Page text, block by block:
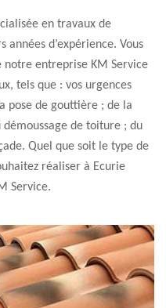
en travaux de
années d’expérience. Vous
notre entreprise KM Service
tels que : vos urgences
pose de gouttière ; de la
de toiture ; du
Quel que soit le type de
réaliser à Ecurie
Service.